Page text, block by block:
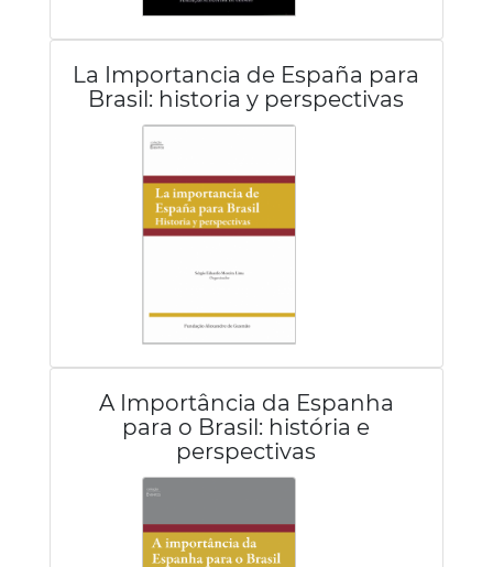
La Importancia de España para
Brasil: historia y perspectivas
A Importância da Espanha
para o Brasil: história e
perspectivas